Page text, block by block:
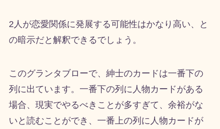
2人が恋愛関係に発展する可能性はかなり高い、と
の暗示だと解釈できるでしょう。
このグランタブローで、紳士のカードは一番下の
列に出ています。一番下の列に人物カードがある
場合、現実でやるべきことが多すぎて、余裕がな
いと読むことができ、一番上の列に人物カードが